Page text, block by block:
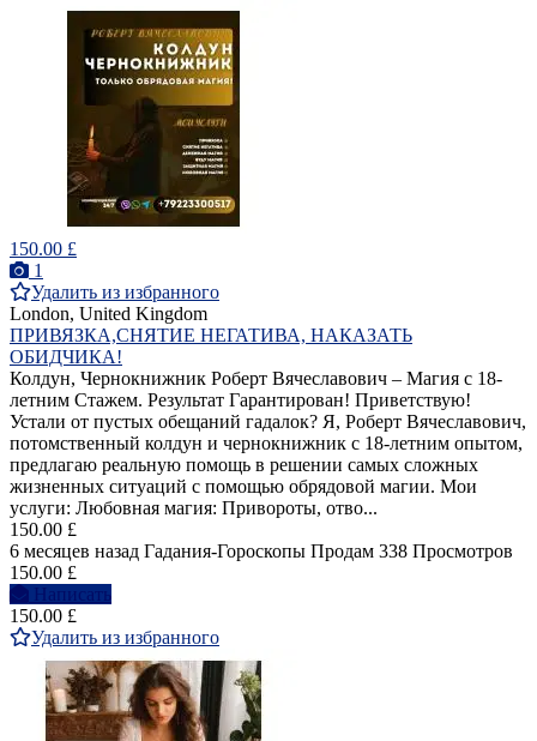
150.00 £
1
Удалить из избранного
London, United Kingdom
ПРИВЯЗКА,СНЯТИЕ НЕГАТИВА, НАКАЗАТЬ
ОБИДЧИКА!
Колдун, Чернокнижник Роберт Вячеславович – Магия с 18-
летним Стажем. Результат Гарантирован! Приветствую!
Устали от пустых обещаний гадалок? Я, Роберт Вячеславович,
потомственный колдун и чернокнижник с 18-летним опытом,
предлагаю реальную помощь в решении самых сложных
жизненных ситуаций с помощью обрядовой магии. Мои
услуги: Любовная магия: Привороты, отво...
150.00 £
6 месяцев назад Гадания-Гороскопы Продам 338 Просмотров
150.00 £
Написать
150.00 £
Удалить из избранного